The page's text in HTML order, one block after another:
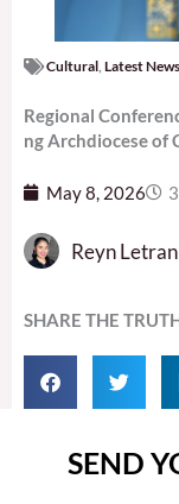
Cultural Latest News
Regional
ng Archdiocese of
May 8, 2026
Reyn
SHARE THE
SEND